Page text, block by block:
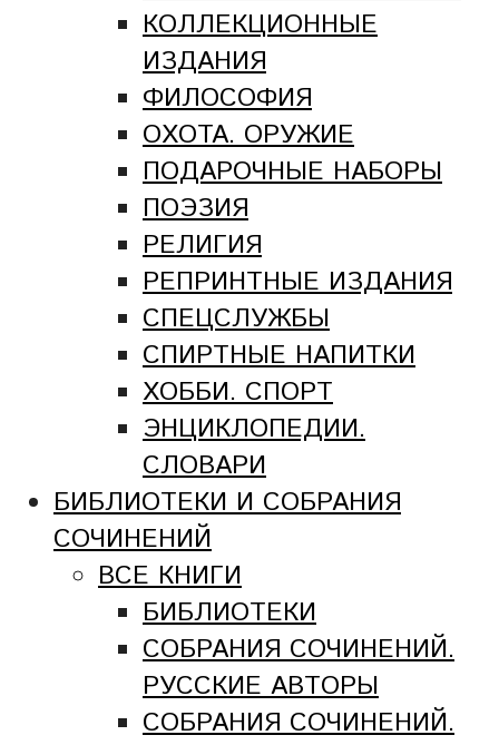
КОЛЛЕКЦИОННЫЕ
ИЗДАНИЯ
ФИЛОСОФИЯ
ОХОТА. ОРУЖИЕ
ПОДАРОЧНЫЕ НАБОРЫ
ПОЭЗИЯ
РЕЛИГИЯ
РЕПРИНТНЫЕ ИЗДАНИЯ
СПЕЦСЛУЖБЫ
СПИРТНЫЕ НАПИТКИ
ХОББИ. СПОРТ
ЭНЦИКЛОПЕДИИ.
СЛОВАРИ
БИБЛИОТЕКИ И СОБРАНИЯ
СОЧИНЕНИЙ
ВСЕ КНИГИ
БИБЛИОТЕКИ
СОБРАНИЯ СОЧИНЕНИЙ.
РУССКИЕ АВТОРЫ
СОБРАНИЯ СОЧИНЕНИЙ.